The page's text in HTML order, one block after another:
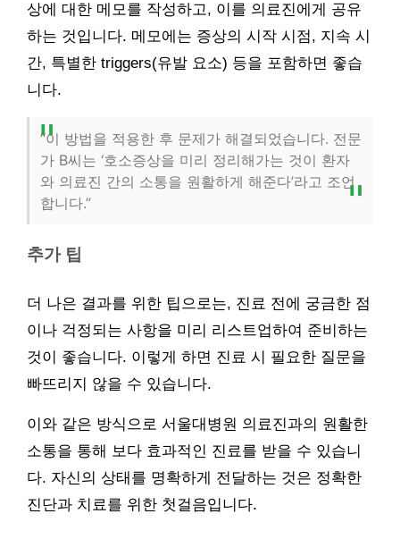
상에 대한 메모를 작성하고, 이를 의료진에게 공유
하는 것입니다. 메모에는 증상의 시작 시점, 지속 시
간, 특별한 triggers(유발 요소) 등을 포함하면 좋습
니다.
“이 방법을 적용한 후 문제가 해결되었습니다. 전문
가 B씨는 ‘호소증상을 미리 정리해가는 것이 환자
와 의료진 간의 소통을 원활하게 해준다’라고 조언
합니다.”
추가 팁
더 나은 결과를 위한 팁으로는, 진료 전에 궁금한 점
이나 걱정되는 사항을 미리 리스트업하여 준비하는
것이 좋습니다. 이렇게 하면 진료 시 필요한 질문을
빠뜨리지 않을 수 있습니다.
이와 같은 방식으로 서울대병원 의료진과의 원활한
소통을 통해 보다 효과적인 진료를 받을 수 있습니
다. 자신의 상태를 명확하게 전달하는 것은 정확한
진단과 치료를 위한 첫걸음입니다.